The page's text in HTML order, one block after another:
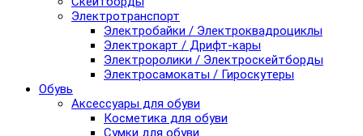
Электротранспорт
Электробайки / Электроквадроциклы
Электрокарт / Дрифт-кары
Электроролики / Электроскейтборды
Электросамокаты / Гироскутеры
Обувь
Аксессуары для обуви
Косметика для обуви
Сумки для обуви